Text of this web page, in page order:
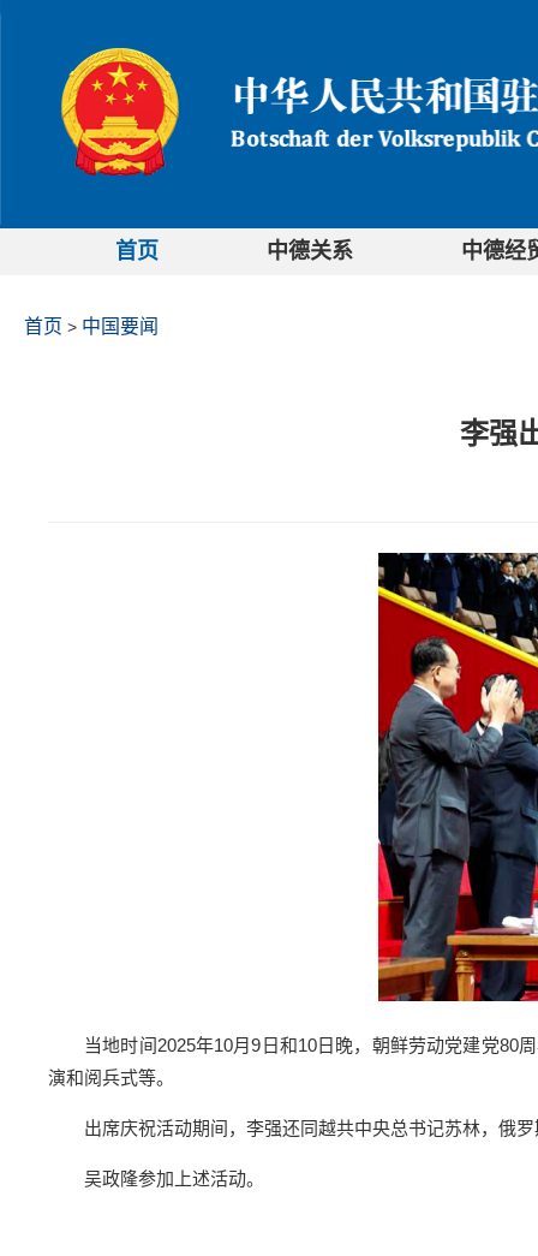
首页 中德关系 中德经
首页 > 中国要闻
李强
当地时间2025年10月9日和10日晚，朝鲜劳动党建党80
演和阅兵式等。
出席庆祝活动期间，李强还同越共中央总书记苏林，俄
吴政隆参加上述活动。